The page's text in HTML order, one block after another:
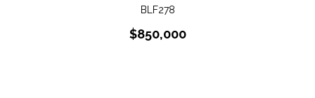
BLF278
$850,000